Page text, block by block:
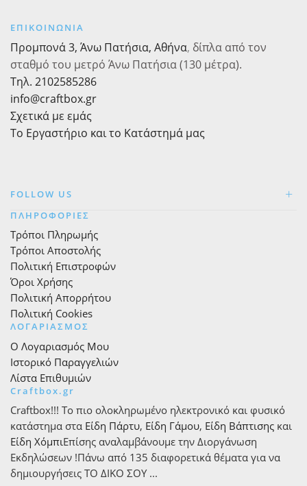
ΕΠΙΚΟΙΝΩΝΙΑ
Προμπονά 3, Άνω Πατήσια, Αθήνα, δίπλα από τον
σταθμό του μετρό Άνω Πατήσια (130 μέτρα).
Τηλ. 2102585286
info@craftbox.gr
Σχετικά με εμάς
Το Εργαστήριο και το Κατάστημά μας
FOLLOW US
ΠΛΗΡΟΦΟΡΙΕΣ
Τρόποι Πληρωμής
Τρόποι Αποστολής
Πολιτική Επιστροφών
Όροι Χρήσης
Πολιτική Απορρήτου
Πολιτική Cookies
ΛΟΓΑΡΙΑΣΜΟΣ
Ο Λογαριασμός Μου
Ιστορικό Παραγγελιών
Λίστα Επιθυμιών
Craftbox.gr
Craftbox!!! Το πιο ολοκληρωμένο ηλεκτρονικό και φυσικό
κατάστημα στα Είδη Πάρτυ, Είδη Γάμου, Είδη Βάπτισης και
Είδη ΧόμπιΕπίσης αναλαμβάνουμε την Διοργάνωση
Εκδηλώσεων !Πάνω από 135 διαφορετικά θέματα για να
δημιουργήσεις ΤΟ ΔΙΚΟ ΣΟΥ ...